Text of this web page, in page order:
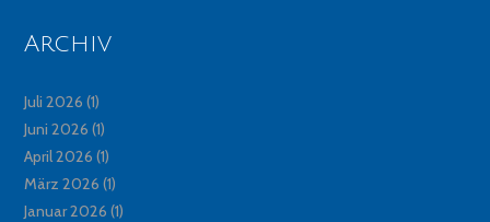
Archiv
Juli 2026 (1)
Juni 2026 (1)
April 2026 (1)
März 2026 (1)
Januar 2026 (1)